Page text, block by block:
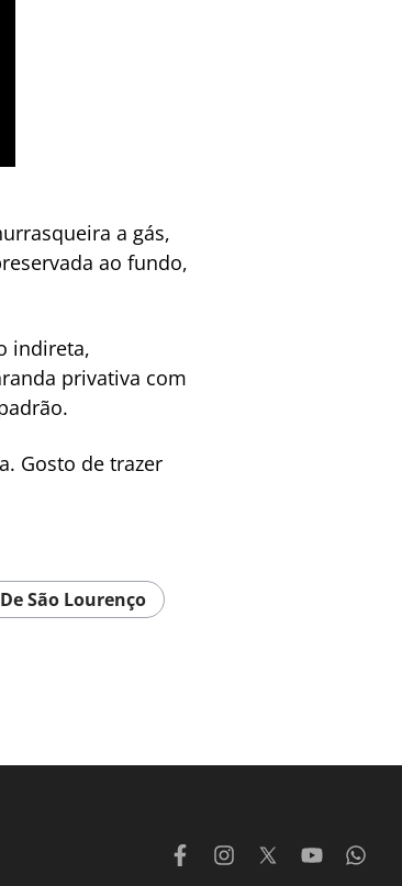
a gás,
ao fundo,
indireta,
privativa com
Gosto de trazer
São Lourenço